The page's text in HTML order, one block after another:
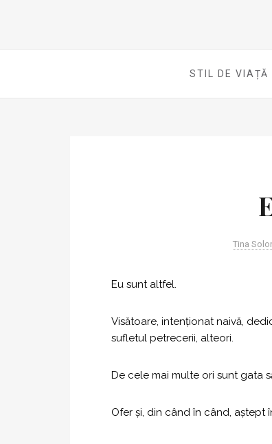
STIL DE VIAȚĂ
Tina
Eu sunt altfel.
Visătoare, intenționat naivă,
sufletul petrecerii, alteori.
De cele mai multe ori sunt gata
Ofer și, din când în când, aștept